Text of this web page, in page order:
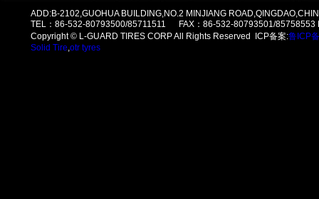
ADD:B-2102,GUOHUA BUILDING,NO.2 MINJIANG
TEL：86-532-80793500/85711511 FAX：86-532-80793501/85758553
Copyright © L-GUARD TIRES CORP All Rights Reserved ICP备案:鲁ICP
Solid Tire,otr tyres